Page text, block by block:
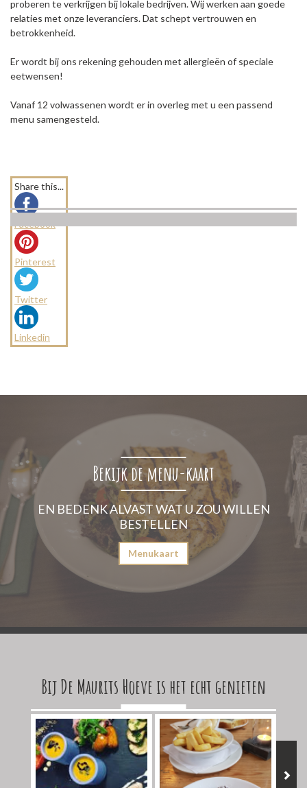
proberen te verkrijgen bij lokale bedrijven. Wij werken aan goede
relaties met onze leveranciers. Dat schept vertrouwen en
betrokkenheid.
Er wordt bij ons rekening gehouden met allergieën of speciale
eetwensen!
Vanaf 12 volwassenen wordt er in overleg met u een passend
menu samengesteld.
Share this...
Facebook
Pinterest
Twitter
Linkedin
Bekijk de menu-kaart
EN BEDENK ALVAST WAT U ZOU WILLEN
BESTELLEN
Menukaart
Bij De Maurits Hoeve is het echt genieten